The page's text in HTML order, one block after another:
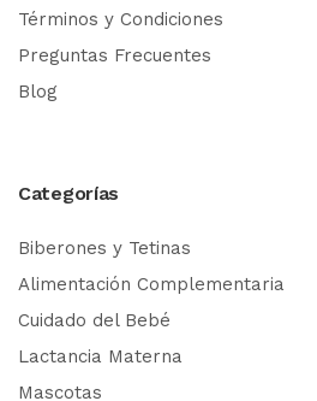
Términos y Condiciones
Preguntas Frecuentes
Blog
Categorías
Biberones y Tetinas
Alimentación Complementaria
Cuidado del Bebé
Lactancia Materna
Mascotas